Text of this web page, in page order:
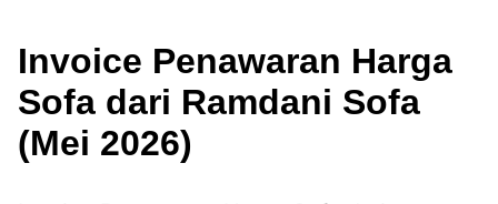
Invoice Penawaran Harga
Sofa dari Ramdani Sofa
(Mei 2026)